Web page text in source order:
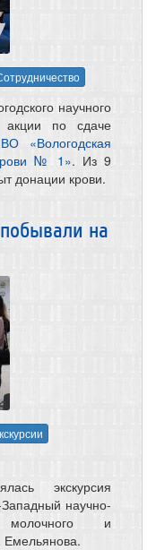
научного
по сдаче
«Вологодская
№ 1». Из 9
донации крови.
на
экскурсия
научно-
молочного и
Емельянова.